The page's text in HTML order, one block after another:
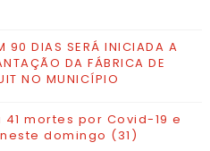
90 DIAS SERÁ INICIADA A
DA FÁBRICA DE
NO MUNICÍPIO
mortes por Covid-19 e
domingo (31)